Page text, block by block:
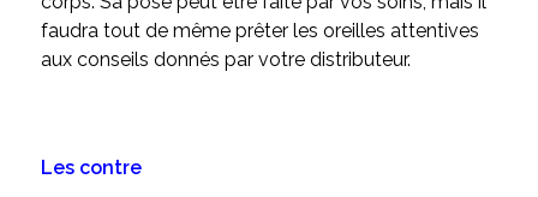
faudra tout de même prêter les oreilles attentives
aux conseils donnés par votre distributeur.
Les contre